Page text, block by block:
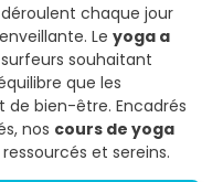
chaque jour
Le yoga a
souhaitant
que les
bien-être. Encadrés
nos cours de yoga
et sereins.